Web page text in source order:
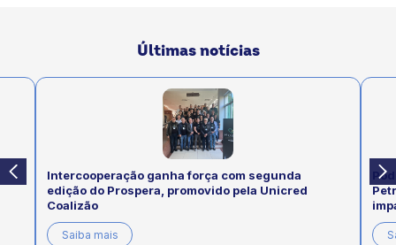
Últimas notícias
Intercooperação ganha força com segunda
edição do Prospera, promovido pela Unicred
Coalizão
Saiba mais